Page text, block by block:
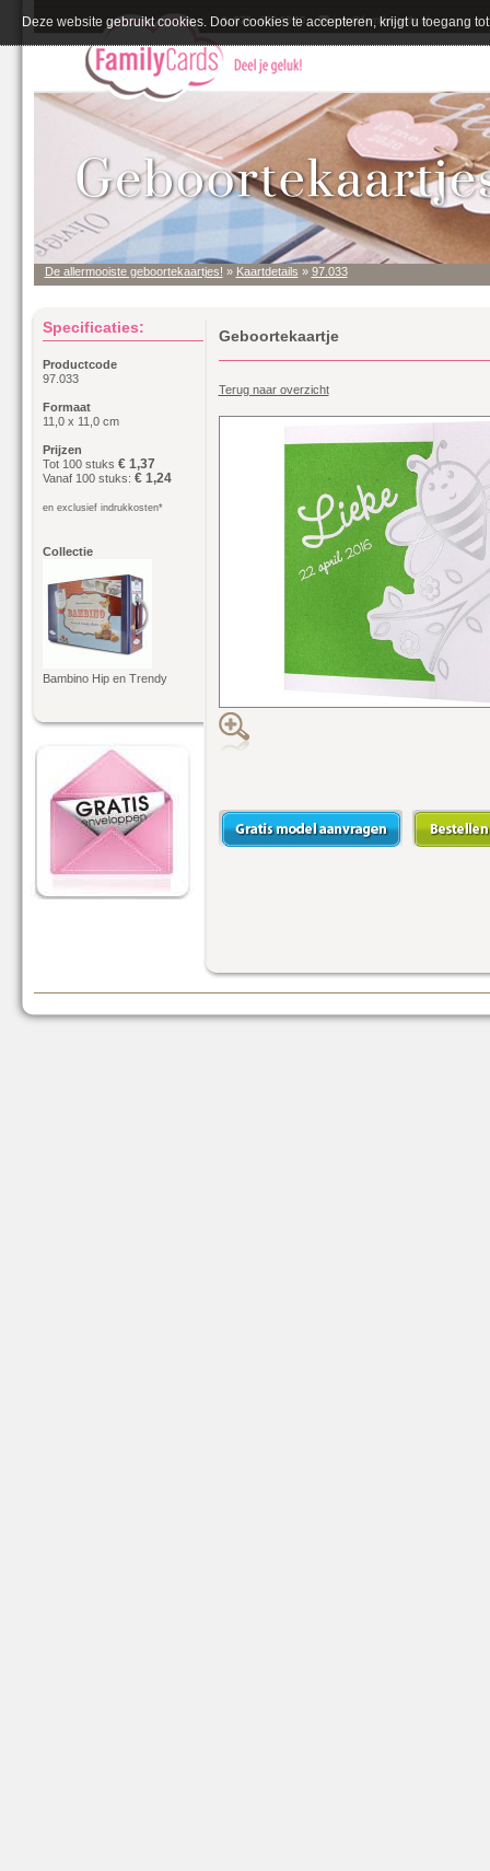
De allermooiste geboortekaartjes! » Kaartdetails » 97.033
Geboortekaartje
Terug naar overzicht
Specificaties:
Productcode
97.033
Formaat
11,0 x 11,0 cm
Prijzen
Tot 100 stuks € 1,37
Vanaf 100 stuks: € 1,24
en exclusief indrukkosten*
Collectie
Bambino Hip en Trendy
Deze website gebruikt cookies. Door cookies te accepteren, krijgt u toegang